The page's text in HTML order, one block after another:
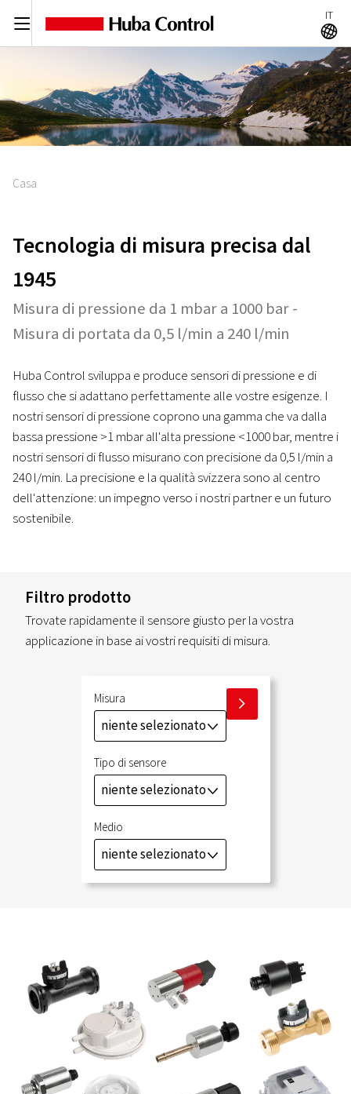
C IT
A
Casa
Tecnologia di misura precisa dal
1945
Misura di pressione da 1 mbar a 1000 bar -
Misura di portata da 0,5 l/min a 240 l/min
Huba Control sviluppa e produce sensori di pressione e di
flusso che si adattano perfettamente alle vostre esigenze. I
nostri sensori di pressione coprono una gamma che va dalla
bassa pressione >1 mbar all'alta pressione <1000 bar, mentre i
nostri sensori di flusso misurano con precisione da 0,5 l/min a
240 l/min. La precisione e la qualità svizzera sono al centro
dell'attenzione: un impegno verso i nostri partner e un futuro
sostenibile.
Filtro prodotto
Trovate rapidamente il sensore giusto per la vostra
applicazione in base ai vostri requisiti di misura.
Misura
niente selezionatoJ
Tipo di sensore
niente selezionatoJ
Medio
niente selezionatoJ
I